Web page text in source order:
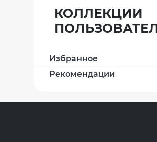
КОЛЛЕКЦИИ
Избранное
Рекомендации